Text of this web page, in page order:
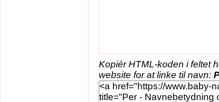
Kopiér HTML-koden i feltet
website for at linke til navn: